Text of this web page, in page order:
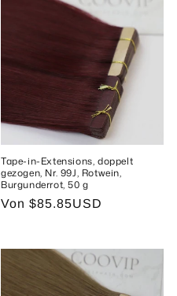
Tape-in-Extensions, doppelt
gezogen, Nr. 99J, Rotwein,
Burgunderrot, 50 g
Normaler
Von $85.85USD